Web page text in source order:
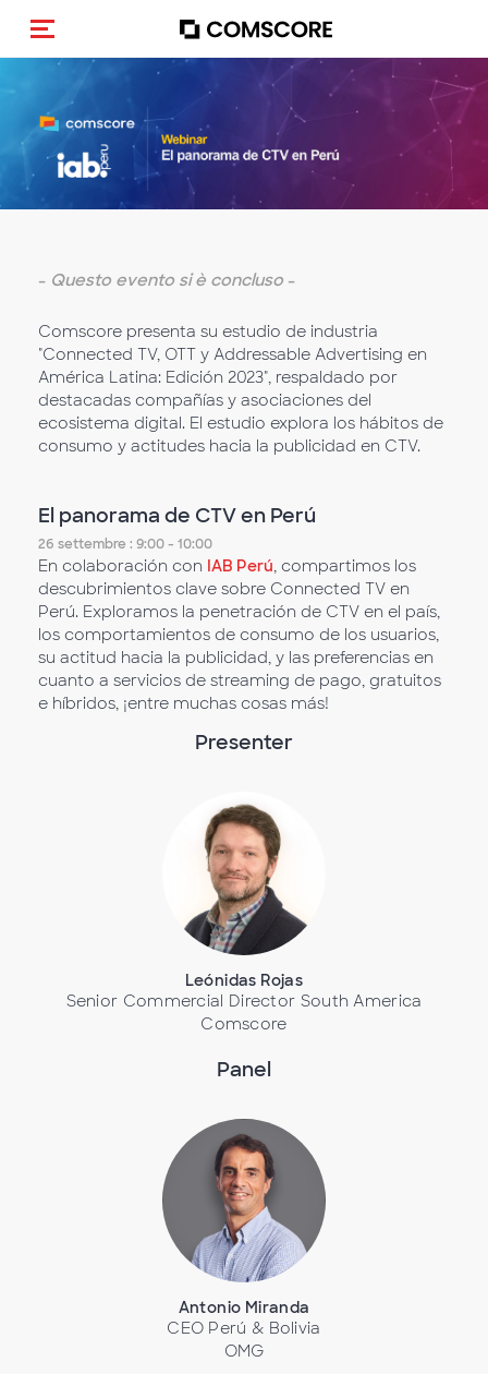
Cambia navigazione
- Questo evento si è concluso -
Comscore presenta su estudio de industria
"Connected TV, OTT y Addressable Advertising en
América Latina: Edición 2023", respaldado por
destacadas compañías y asociaciones del
ecosistema digital. El estudio explora los hábitos de
consumo y actitudes hacia la publicidad en CTV.
El panorama de CTV en Perú
26 settembre : 9:00 - 10:00
En colaboración con IAB Perú , compartimos los
descubrimientos clave sobre Connected TV en
Perú. Exploramos la penetración de CTV en el país,
los comportamientos de consumo de los usuarios,
su actitud hacia la publicidad, y las preferencias en
cuanto a servicios de streaming de pago, gratuitos
e híbridos, ¡entre muchas cosas más!
Presenter
Leónidas Rojas
Senior Commercial Director South America
Comscore
Panel
Antonio Miranda
CEO Perú & Bolivia
OMG